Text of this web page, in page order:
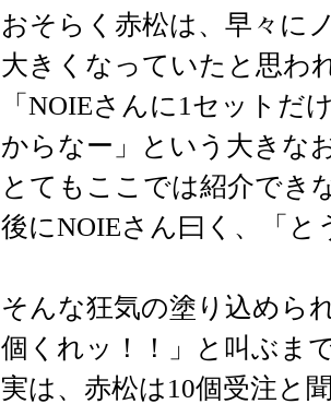
おそらく赤松は、早々に
大きくなっていたと思わ
「NOIEさんに1セットだ
からなー」という大き
とてもここでは紹介でき
後にNOIEさん曰く、「
そんな狂気の塗り込めら
個くれッ！！」と叫ぶま
実は、赤松は10個受注と